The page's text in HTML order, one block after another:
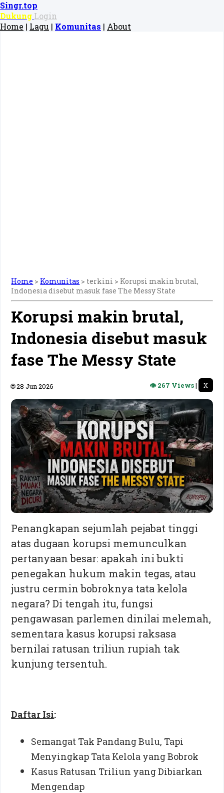
Singr.top
Dukung Login
Home | Lagu | Komunitas | About
Home > Komunitas > terkini > Korupsi makin brutal,
Indonesia disebut masuk fase The Messy State
Korupsi makin brutal,
Indonesia disebut masuk
fase The Messy State
🌐 28 Jun 2026 👁 267 Views| X
Penangkapan sejumlah pejabat tinggi
atas dugaan korupsi memunculkan
pertanyaan besar: apakah ini bukti
penegakan hukum makin tegas, atau
justru cermin bobroknya tata kelola
negara? Di tengah itu, fungsi
pengawasan parlemen dinilai melemah,
sementara kasus korupsi raksasa
bernilai ratusan triliun rupiah tak
kunjung tersentuh.
Daftar Isi:
Semangat Tak Pandang Bulu, Tapi
Menyingkap Tata Kelola yang Bobrok
Kasus Ratusan Triliun yang Dibiarkan
Mengendap